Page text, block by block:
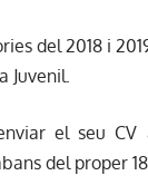
del 2018 i
el seu CV
del proper